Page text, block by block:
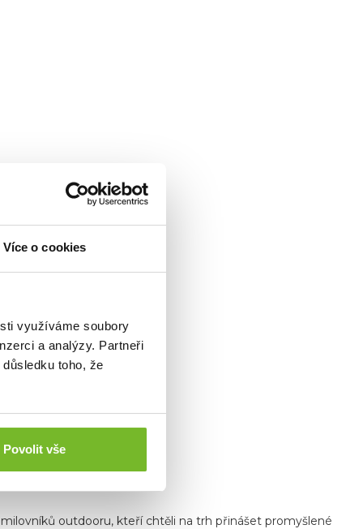
Více o cookies
využíváme soubory
a analýzy. Partneři
toho, že
Povolit vše
outdooru, kteří chtěli na trh přinášet promyšlené